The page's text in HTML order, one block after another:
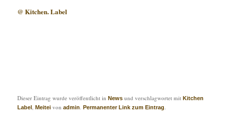
@ Kitchen. Label
Dieser Eintrag wurde veröffentlicht inNews und verschlagwortet mitKitchen
Label ,Meitei vonadmin .Permanenter Link zum Eintrag